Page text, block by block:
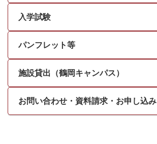
入学試験
パンフレット等
施設貸出（鶴岡キャンパス）
お問い合わせ・資料請求・お申し込み